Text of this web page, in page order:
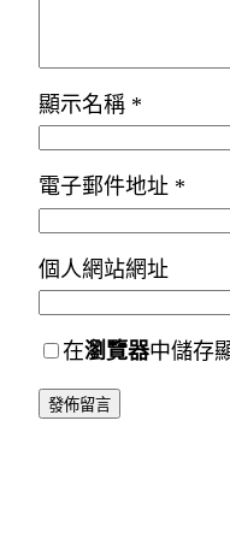
顯示名稱 *
電子郵件地址 *
個人網站網址
在瀏覽器中儲存